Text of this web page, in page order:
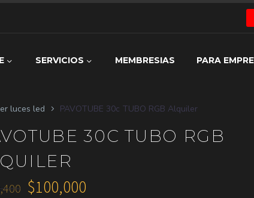
SERVICIOS MEMBRESIAS PARA
luces led PAVOTUBE 30c TUBO RGB Alquiler
30C TUBO RGB
$100,000